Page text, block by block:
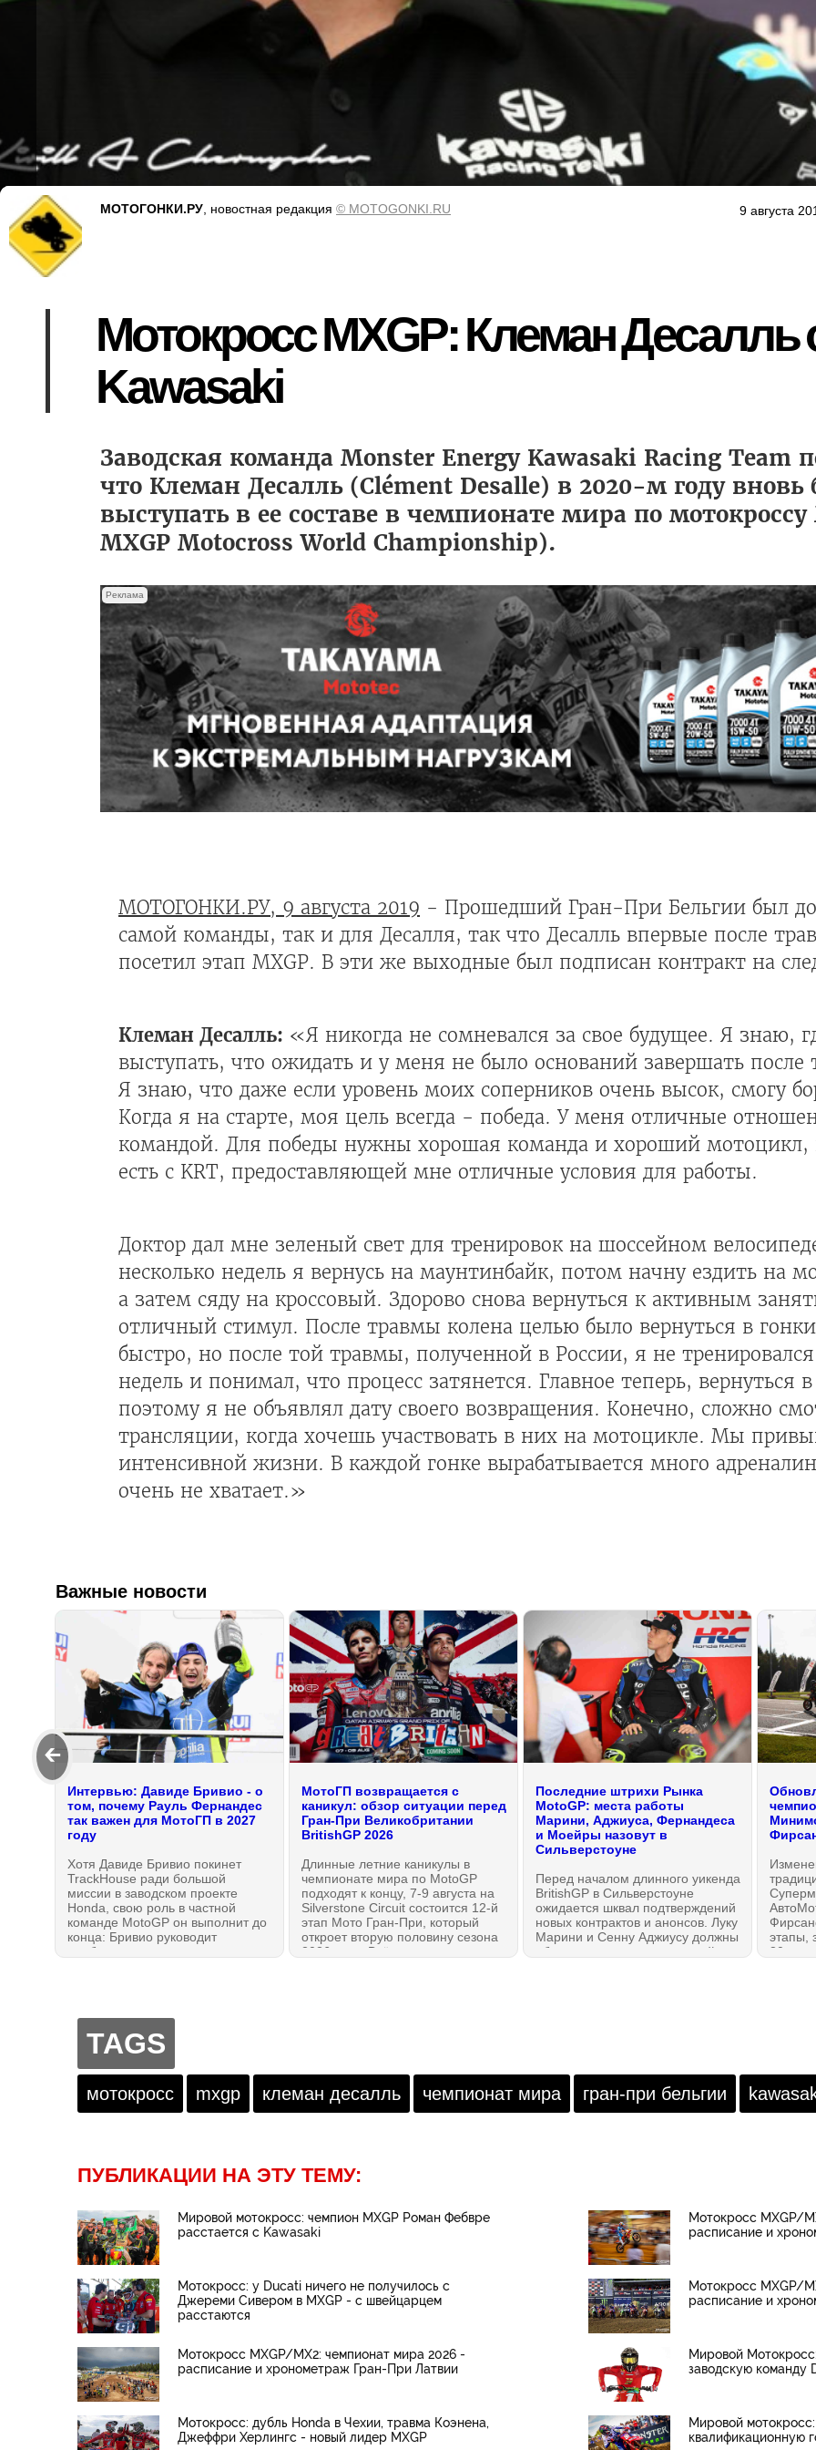
9 августа
МОТОГОНКИ.РУ , новостная редакция © MOTOGONKI.RU
Мотокросс MXGP: Клеман Десалль
Kawasaki
Заводская команда Monster Energy Kawasaki Racing Team
что Клеман Десалль (Clément Desalle) в 2020-м году вновь
выступать в ее составе в чемпионате мира по мотокроссу
MXGP Motocross World Championship).
Реклама
МОТОГОНКИ.РУ, 9 августа 2019 - Прошедший Гран-При Бельгии был
самой команды, так и для Десалля, так что Десалль впервые после
посетил этап MXGP. В эти же выходные был подписан контракт на
Клеман Десалль: «Я никогда не сомневался за свое будущее. Я знаю,
выступать, что ожидать и у меня не было оснований завершать после
Я знаю, что даже если уровень моих соперников очень высок, смогу
Когда я на старте, моя цель всегда - победа. У меня отличные
командой. Для победы нужны хорошая команда и хороший мотоцикл,
есть с KRT, предоставляющей мне отличные условия для работы.
Доктор дал мне зеленый свет для тренировок на шоссейном
несколько недель я вернусь на маунтинбайк, потом начну ездить на
а затем сяду на кроссовый. Здорово снова вернуться к активным
отличный стимул. После травмы колена целью было вернуться в
быстро, но после той травмы, полученной в России, я не тренировался
недель и понимал, что процесс затянется. Главное теперь, вернуться
поэтому я не объявлял дату своего возвращения. Конечно, сложно
трансляции, когда хочешь участвовать в них на мотоцикле. Мы
интенсивной жизни. В каждой гонке вырабатывается много
очень не хватает.»
Важные новости
🡰
Интервью: Давиде Бривио - о
том, почему Рауль Фернандес
так важен для МотоГП в 2027
году
Хотя Давиде Бривио покинет
TrackHouse ради большой
миссии в заводском проекте
Honda, свою роль в частной
команде MotoGP он выполнит до
конца: Бривио руководит
подбором кадров для
Новейшую эру Мото Гран-При.
МотоГП возвращается с
каникул: обзор ситуации перед
Гран-При Великобритании
BritishGP 2026
Длинные летние каникулы в
чемпионате мира по MotoGP
подходят к концу, 7-9 августа на
Silverstone Circuit состоится 12-й
этап Мото Гран-При, который
откроет вторую половину сезона
2026 года. Всё, что нужно знать,
Последние штрихи Рынка
MotoGP: места работы
Марини, Аджиуса, Фернандеса
и Моейры назовут в
Сильверстоуне
Перед началом длинного уикенда
BritishGP в Сильверстоуне
ожидается шквал подтверждений
новых контрактов и анонсов. Луку
Марини и Сенну Аджиусу должны
объявить напарниками одной
этапы,
30
TAGS
мотокросс mxgp клеман десалль чемпионат мира гран-при бельгии
ПУБЛИКАЦИИ НА ЭТУ ТЕМУ:
Мировой мотокросс: чемпион MXGP Роман Фебвре
расстается с Kawasaki
Мотокросс MXGP/
расписание и
Мотокросс: у Ducati ничего не получилось с
Джереми Сивером в MXGP - с швейцарцем
расстаются
Мотокросс MXGP/
расписание и
Мотокросс MXGP/MX2: чемпионат мира 2026 -
расписание и хронометраж Гран-При Латвии
Мировой
заводскую команду
Мотокросс: дубль Honda в Чехии, травма Коэнена,
Джеффри Херлингс - новый лидер MXGP
Мировой
квалификационную